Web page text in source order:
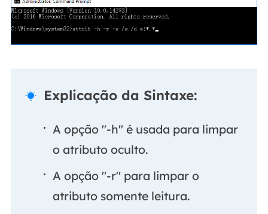
 Explicação da Sintaxe:
A opção "-h" é usada para limpar
o atributo oculto.
A opção "-r" para limpar o
atributo somente leitura.